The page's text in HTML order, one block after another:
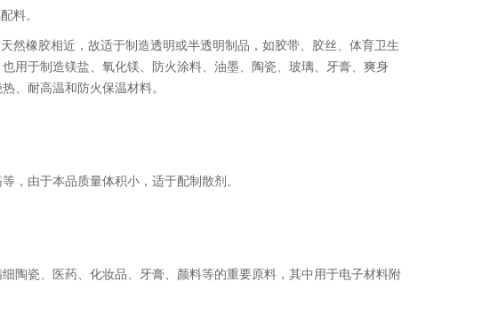
料。
然橡胶相近，故适于制造透明或半透明制品，如胶带、胶丝、体育卫生
用于制造镁盐、氧化镁、防火涂料、油墨、陶瓷、玻璃、牙膏、爽身
、耐高温和防火保温材料。
，由于本品质量体积小，适于配制散剂。
陶瓷、医药、化妆品、牙膏、颜料等的重要原料，其中用于电子材料附